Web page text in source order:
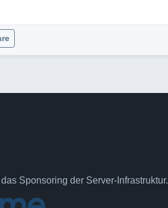
Sponsoring der Server-Infrastruktur.